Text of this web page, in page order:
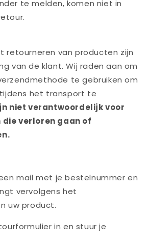
te melden, komen niet in
retourneren van producten zijn
van de klant. Wij raden aan om
te gebruiken om
het transport te
niet verantwoordelijk voor
verloren gaan of
mail met je bestelnummer en
vervolgens het
uw product.
in en stuur je